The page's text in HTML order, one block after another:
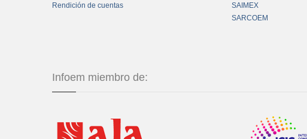
Rendición de cuentas
SAIMEX
SARCOEM
Infoem miembro de: